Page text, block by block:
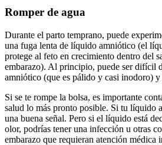
Romper de agua
Durante el parto temprano, puede
una fuga lenta de líquido amniótico (el
protege al feto en crecimiento dentro del
embarazo). Al principio, puede ser difícil
amniótico (que es pálido y casi inodoro) y
Si se te rompe la bolsa, es importante
salud lo más pronto posible. Si tu líquido
una buena señal. Pero si el líquido está
olor, podrías tener una infección u otras
embarazo que requieran atención médica